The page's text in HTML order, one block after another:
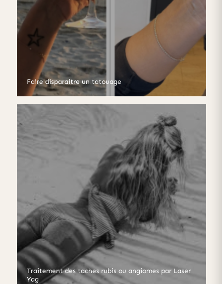
Faire disparaitre un tatouage
Traitement des taches rubis ou angiomes par Laser
Yag